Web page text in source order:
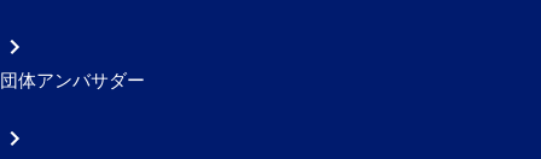
団体アンバサダー